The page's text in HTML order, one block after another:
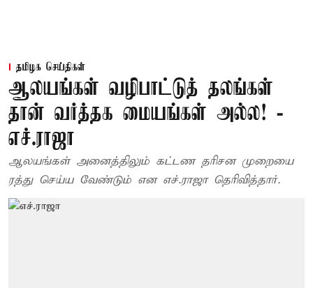
தமிழக செய்திகள்
ஆலயங்கள் வழிபாட்டுத் தலங்கள்
தான் வர்த்தக மையங்கள் அல்ல! -
எச்.ராஜா
ஆலயங்கள் அனைத்திலும் கட்டண தரிசன முறையை
ரத்து செய்ய வேண்டும் என எச்.ராஜா தெரிவித்தார்.